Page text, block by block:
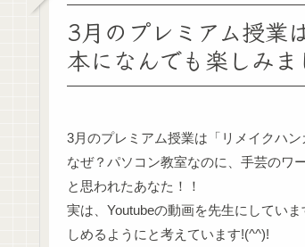
3月のプレミアム授業
本になんでも楽しみ
3月のプレミアム授業は「リメイクハン
なぜ？パソコン教室なのに、手芸のワ
と思われたあなた！！
実は、Youtubeの動画を先生にしてい
しめるようにと考えています!(^^)!